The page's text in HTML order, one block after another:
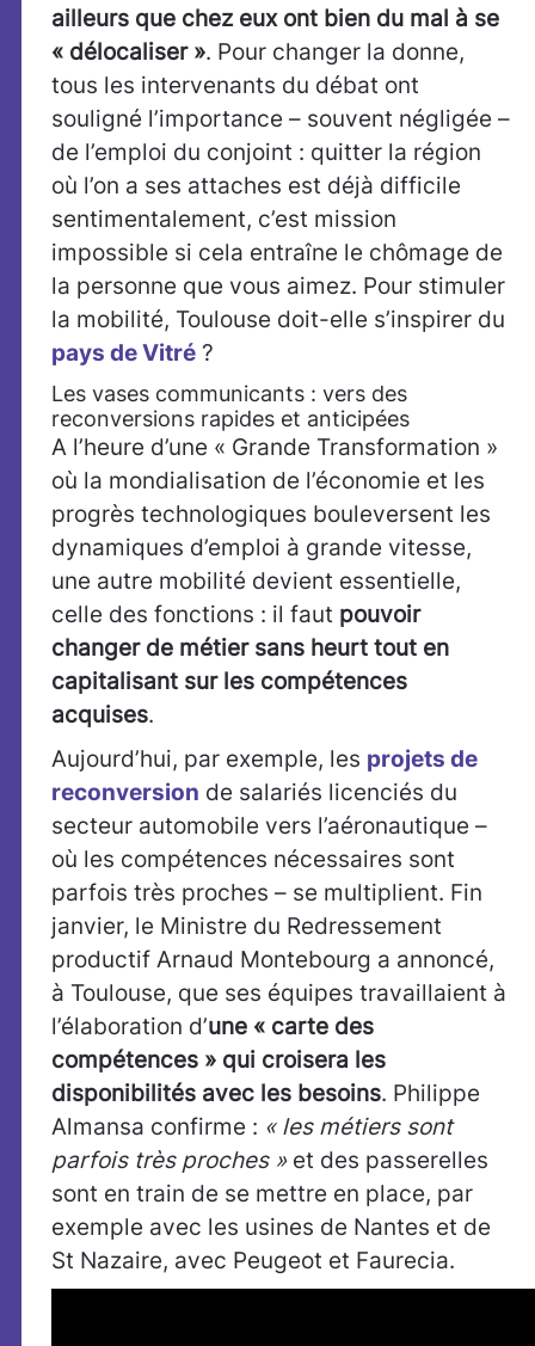
ailleurs que chez eux ont bien du mal à se
« délocaliser ». Pour changer la donne,
tous les intervenants du débat ont
souligné l’importance – souvent négligée –
de l’emploi du conjoint : quitter la région
où l’on a ses attaches est déjà difficile
sentimentalement, c’est mission
impossible si cela entraîne le chômage de
la personne que vous aimez. Pour stimuler
la mobilité, Toulouse doit-elle s’inspirer du
pays de Vitré ?
Les vases communicants : vers des
reconversions rapides et anticipées
A l’heure d’une « Grande Transformation »
où la mondialisation de l’économie et les
progrès technologiques bouleversent les
dynamiques d’emploi à grande vitesse,
une autre mobilité devient essentielle,
celle des fonctions : il faut pouvoir
changer de métier sans heurt tout en
capitalisant sur les compétences
acquises.
Aujourd’hui, par exemple, les projets de
reconversion de salariés licenciés du
secteur automobile vers l’aéronautique –
où les compétences nécessaires sont
parfois très proches – se multiplient. Fin
janvier, le Ministre du Redressement
productif Arnaud Montebourg a annoncé,
à Toulouse, que ses équipes travaillaient à
l’élaboration d’une « carte des
compétences » qui croisera les
disponibilités avec les besoins. Philippe
Almansa confirme : « les métiers sont
parfois très proches »et des passerelles
sont en train de se mettre en place, par
exemple avec les usines de Nantes et de
St Nazaire, avec Peugeot et Faurecia.